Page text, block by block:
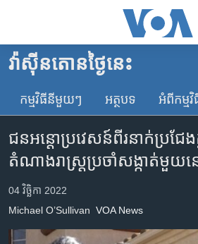
គេហទំព័រ​
ទាក់ទង
និង​
ចូល​
ទំព័រ​
ព័ត៌មាន​​
ម្តង
រំលង​
កម្ពុជា
អន្តរជាតិ
ចិន
កម្ពុជាច្នៃប្រតិដ្ឋ
វ៉ាស៊ីនតោន​ថ្ងៃ​នេះ
កម្មវិធី​នីមួយៗ អត្ថបទ​ អំពី​កម្មវិ
ជន​អន្តោប្រវេសន៍​ពីរ​នាក់​ប្រជ
តំណាងរាស្ត្រប្រចាំ​សង្កាត់​មួយ​ន
04 វិច្ឆិកា 2022
Michael O’Sullivan VOA News